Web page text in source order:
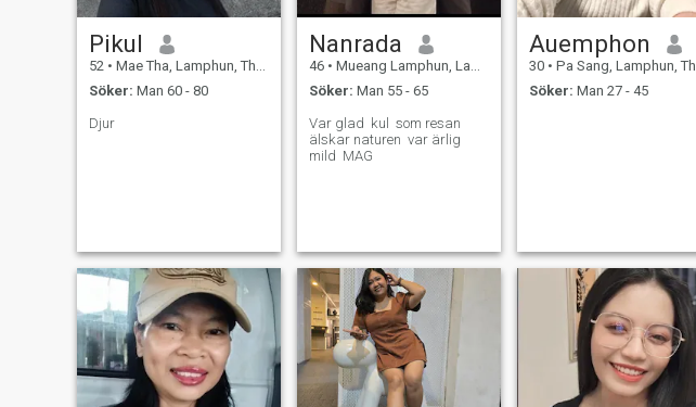
Pikul
52 • Mae Tha, Lamphun, Thailand
Söker: Man 60 - 80
Djur
Nanrada
46 • Mueang Lamphun, Lamphun, Thailand
Söker: Man 55 - 65
Var glad ​ kul ​ som resan ​
älskar naturen ​ var ärlig ​
mild ​ MAG
Auemphon
30 • Pa Sang, Lamphun, Thailand
Söker: Man 27 - 45